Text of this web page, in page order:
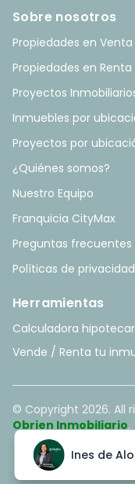
Ines de
Ines de
Sobre nosotros
Propiedades en Venta
Propiedades en Renta
Proyectos
Inmuebles por
Proyectos por
¿Quiénes somos?
Nuestro Equipo
Franquicia CityMax
Preguntas frecuentes
Políticas de privacidad
Herramientas
Calculadora
Vende / Renta tu
© Copyright 2026. All
Obrien Inmobiliario.